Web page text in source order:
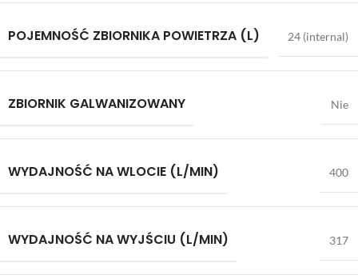
POJEMNOŚĆ ZBIORNIKA POWIETRZA (L) 24 (internal)
ZBIORNIK GALWANIZOWANY Nie
WYDAJNOŚĆ NA WLOCIE (L/MIN) 400
WYDAJNOŚĆ NA WYJŚCIU (L/MIN) 317